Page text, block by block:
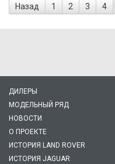
Назад 1 2 3 4
ДИЛЕРЫ
МОДЕЛЬНЫЙ РЯД
НОВОСТИ
О ПРОЕКТЕ
ИСТОРИЯ LAND ROVER
ИСТОРИЯ JAGUAR